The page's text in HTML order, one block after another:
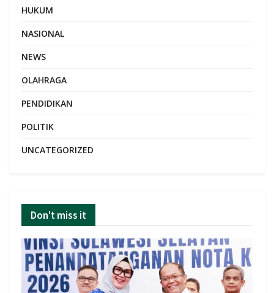
HUKUM
NASIONAL
NEWS
OLAHRAGA
PENDIDIKAN
POLITIK
UNCATEGORIZED
Don't miss it